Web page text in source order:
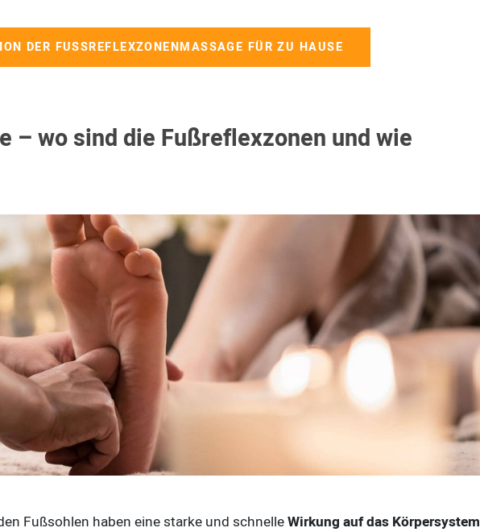
DER FUSSREFLEXZONENMASSAGE FÜR ZU HAUSE
– wo sind die Fußreflexzonen und wie
Fußsohlen haben eine starke und schnelleWirkung auf das Körpersystem